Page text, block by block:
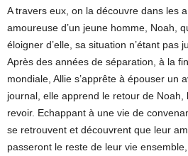
A travers eux, on la découvre dans les
amoureuse d’un jeune homme, Noah,
éloigner d’elle, sa situation n’étant pas
Après des années de séparation, à la
mondiale, Allie s’apprête à épouser un
journal, elle apprend le retour de Noah,
revoir. Echappant à une vie de
se retrouvent et découvrent que leur
passeront le reste de leur vie